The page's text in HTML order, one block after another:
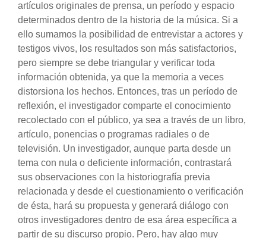
artículos originales de prensa, un período y espacio
determinados dentro de la historia de la música. Si a
ello sumamos la posibilidad de entrevistar a actores y
testigos vivos, los resultados son más satisfactorios,
pero siempre se debe triangular y verificar toda
información obtenida, ya que la memoria a veces
distorsiona los hechos. Entonces, tras un período de
reflexión, el investigador comparte el conocimiento
recolectado con el público, ya sea a través de un libro,
artículo, ponencias o programas radiales o de
televisión. Un investigador, aunque parta desde un
tema con nula o deficiente información, contrastará
sus observaciones con la historiografía previa
relacionada y desde el cuestionamiento o verificación
de ésta, hará su propuesta y generará diálogo con
otros investigadores dentro de esa área específica a
partir de su discurso propio. Pero, hay algo muy